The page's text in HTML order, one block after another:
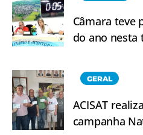
Câmara teve
do ano nesta
GERAL
ACISAT
campanha